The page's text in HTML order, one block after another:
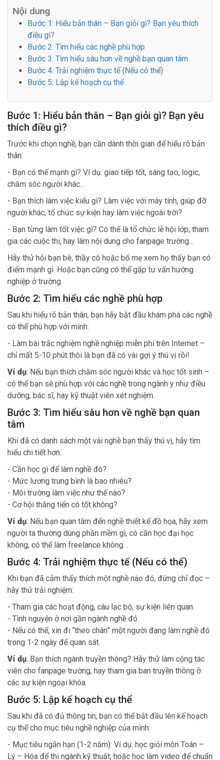
Nội dung
Bước 1: Hiểu bản thân – Bạn giỏi gì? Bạn yêu thích
điều gì?
Bước 2: Tìm hiểu các nghề phù hợp
Bước 3: Tìm hiểu sâu hơn về nghề bạn quan tâm
Bước 4: Trải nghiệm thực tế (Nếu có thể)
Bước 5: Lập kế hoạch cụ thể
Bước 1: Hiểu bản thân – Bạn giỏi gì? Bạn yêu
thích điều gì?
Trước khi chọn nghề, bạn cần dành thời gian để hiểu rõ bản
thân:
- Bạn có thế mạnh gì? Ví dụ: giao tiếp tốt, sáng tạo, logic,
chăm sóc người khác…
- Bạn thích làm việc kiểu gì? Làm việc với máy tính, giúp đỡ
người khác, tổ chức sự kiện hay làm việc ngoài trời?
- Bạn từng làm tốt việc gì? Có thể là tổ chức lễ hội lớp, tham
gia các cuộc thi, hay làm nội dung cho fanpage trường...
Hãy thử hỏi bạn bè, thầy cô hoặc bố mẹ xem họ thấy bạn có
điểm mạnh gì. Hoặc bạn cũng có thể gặp tư vấn hướng
nghiệp ở trường.
Bước 2: Tìm hiểu các nghề phù hợp
Sau khi hiểu rõ bản thân, bạn hãy bắt đầu khám phá các nghề
có thể phù hợp với mình:
- Làm bài trắc nghiệm nghề nghiệp miễn phí trên Internet –
chỉ mất 5-10 phút thôi là bạn đã có vài gợi ý thú vị rồi!
Ví dụ: Nếu bạn thích chăm sóc người khác và học tốt sinh –
có thể bạn sẽ phù hợp với các nghề trong ngành y như điều
dưỡng, bác sĩ, hay kỹ thuật viên xét nghiệm.
Bước 3: Tìm hiểu sâu hơn về nghề bạn quan
tâm
Khi đã có danh sách một vài nghề bạn thấy thú vị, hãy tìm
hiểu chi tiết hơn:
- Cần học gì để làm nghề đó?
- Mức lương trung bình là bao nhiêu?
- Môi trường làm việc như thế nào?
- Cơ hội thăng tiến có tốt không?
Ví dụ: Nếu bạn quan tâm đến nghề thiết kế đồ họa, hãy xem
người ta thường dùng phần mềm gì, có cần học đại học
không, có thể làm freelance không…
Bước 4: Trải nghiệm thực tế (Nếu có thể)
Khi bạn đã cảm thấy thích một nghề nào đó, đừng chỉ đọc –
hãy thử trải nghiệm:
- Tham gia các hoạt động, câu lạc bộ, sự kiện liên quan.
- Tình nguyện ở nơi gần ngành nghề đó.
- Nếu có thể, xin đi “theo chân” một người đang làm nghề đó
trong 1-2 ngày để quan sát.
Ví dụ: Bạn thích ngành truyền thông? Hãy thử làm cộng tác
viên cho fanpage trường, hay tham gia ban truyền thông ở
các sự kiện ngoại khóa.
Bước 5: Lập kế hoạch cụ thể
Sau khi đã có đủ thông tin, bạn có thể bắt đầu lên kế hoạch
cụ thể cho mục tiêu nghề nghiệp của mình:
- Mục tiêu ngắn hạn (1-2 năm): Ví dụ: học giỏi môn Toán –
Lý – Hóa để thi ngành kỹ thuật, hoặc học làm video để chuẩn